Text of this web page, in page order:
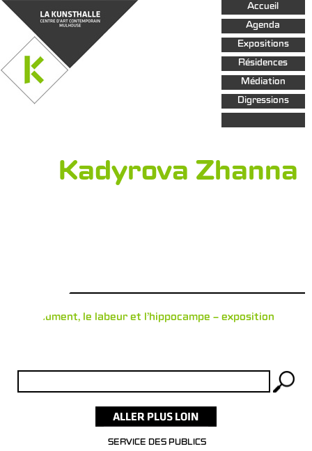
Aller au
contenu
principal
Accueil
Agenda
Expositions
Résidences
Médiation
Digressions
Kadyrova Zhanna
Le Monument, le labeur et l’hippocampe – exposition
SERVICE DES PUBLICS